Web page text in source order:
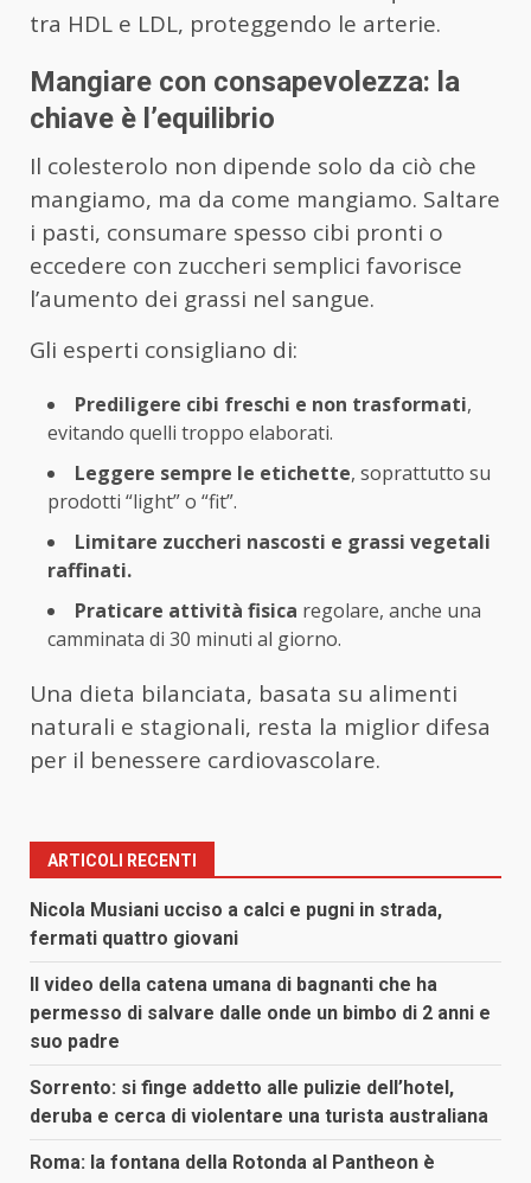
tra HDL e LDL, proteggendo le arterie.
Mangiare con consapevolezza: la
chiave è l’equilibrio
Il colesterolo non dipende solo da ciò che
mangiamo, ma da come mangiamo. Saltare
i pasti, consumare spesso cibi pronti o
eccedere con zuccheri semplici favorisce
l’aumento dei grassi nel sangue.
Gli esperti consigliano di:
Prediligere cibi freschi e non trasformati,
evitando quelli troppo elaborati.
Leggere sempre le etichette, soprattutto su
prodotti “light” o “fit”.
Limitare zuccheri nascosti e grassi vegetali
raffinati.
Praticare attività fisica regolare, anche una
camminata di 30 minuti al giorno.
Una dieta bilanciata, basata su alimenti
naturali e stagionali, resta la miglior difesa
per il benessere cardiovascolare.
ARTICOLI RECENTI
Nicola Musiani ucciso a calci e pugni in strada,
fermati quattro giovani
Il video della catena umana di bagnanti che ha
permesso di salvare dalle onde un bimbo di 2 anni e
suo padre
Sorrento: si finge addetto alle pulizie dell’hotel,
deruba e cerca di violentare una turista australiana
Roma: la fontana della Rotonda al Pantheon è